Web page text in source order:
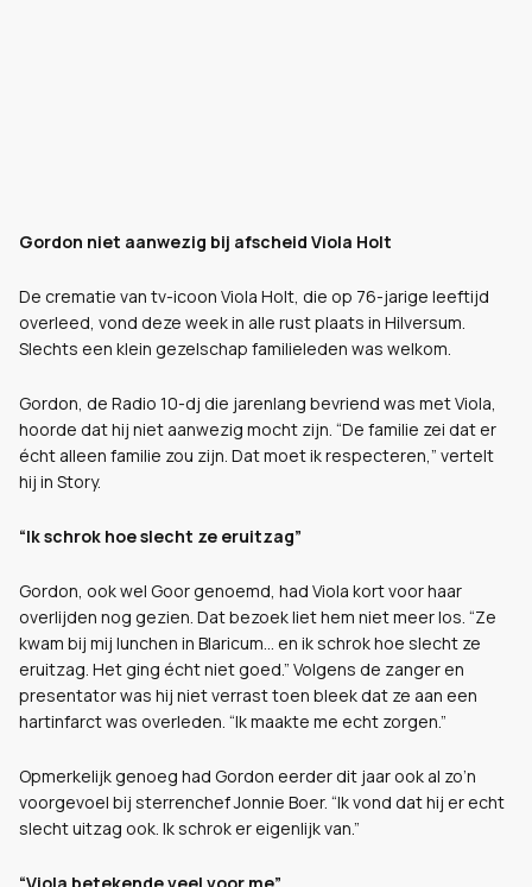
Gordon niet aanwezig bij afscheid Viola Holt
De crematie van tv-icoon Viola Holt, die op 76-jarige leeftijd
overleed, vond deze week in alle rust plaats in Hilversum.
Slechts een klein gezelschap familieleden was welkom.
Gordon, de Radio 10-dj die jarenlang bevriend was met Viola,
hoorde dat hij niet aanwezig mocht zijn. “De familie zei dat er
écht alleen familie zou zijn. Dat moet ik respecteren,” vertelt
hij in Story.
“Ik schrok hoe slecht ze eruitzag”
Gordon, ook wel Goor genoemd, had Viola kort voor haar
overlijden nog gezien. Dat bezoek liet hem niet meer los. “Ze
kwam bij mij lunchen in Blaricum… en ik schrok hoe slecht ze
eruitzag. Het ging écht niet goed.” Volgens de zanger en
presentator was hij niet verrast toen bleek dat ze aan een
hartinfarct was overleden. “Ik maakte me echt zorgen.”
Opmerkelijk genoeg had Gordon eerder dit jaar ook al zo’n
voorgevoel bij sterrenchef Jonnie Boer. “Ik vond dat hij er echt
slecht uitzag ook. Ik schrok er eigenlijk van.”